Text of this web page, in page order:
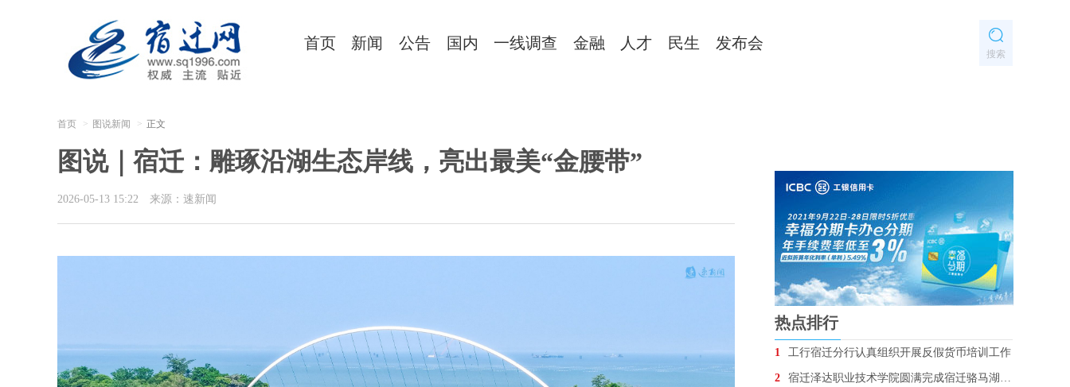
首页 新闻 公告 国内 一线调查 金融 人才 民生 发布会
搜索
首页 图说新闻 正文
图说｜宿迁：雕琢沿湖生态岸线，亮出最美“金腰带”
2026-05-13 15:22 来源：速新闻
热点排行
1 工行宿迁分行认真组织开展反假货币培训工作
2 宿迁泽达职业技术学院圆满完成宿迁骆马湖•银河左岸音乐节安保任务